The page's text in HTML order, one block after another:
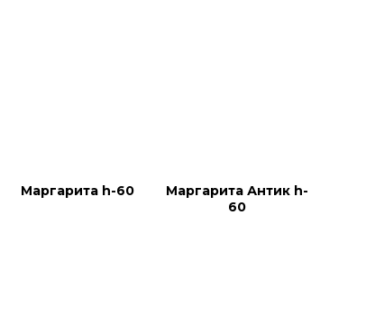
Маргарита h-60
Маргарита Антик h-
60